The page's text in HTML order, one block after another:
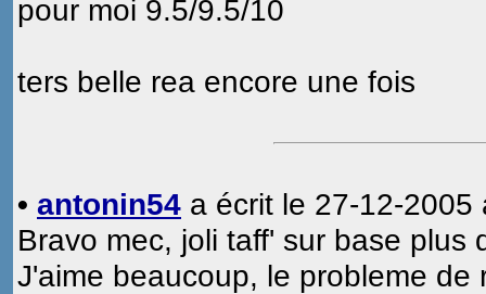
pour moi 9.5/9.5/10
ters belle rea encore une fois
• antonin54 a écrit le 27-12-2005
Bravo mec, joli taff' sur base plus
J'aime beaucoup, le probleme